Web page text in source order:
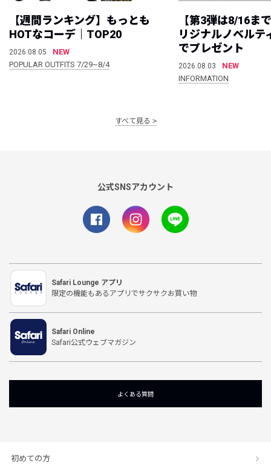
【週間ランキング】もっとも
HOTなコーデ｜TOP20
2026.08.05
NEW
POPULAR OUTFITS 7/29~8/4
【第3弾は8/16ま
リジナルノベルテ
でプレゼント
2026.08.03
NEW
INFORMATION
すべて見る
公式SNSアカウント
Safari Lounge アプリ
限定の機能もあるアプリでサクサクお買い物
Safari Online
Safari公式ウェブマガジン
よくある質問
初めての方